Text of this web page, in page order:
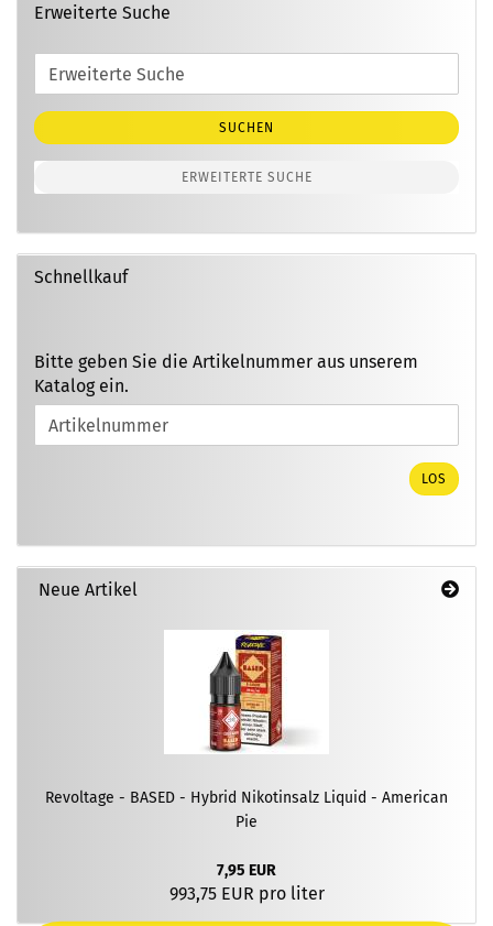
Erweiterte Suche
Erweiterte
Suche
SUCHEN
ERWEITERTE SUCHE
Schnellkauf
BITTE
GEBEN
SIE
DIE
Bitte geben Sie die Artikelnummer aus unserem
Katalog ein.
LOS
Neue Artikel
Revoltage - BASED - Hybrid Nikotinsalz Liquid - American
Pie
7,95 EUR
993,75 EUR pro liter